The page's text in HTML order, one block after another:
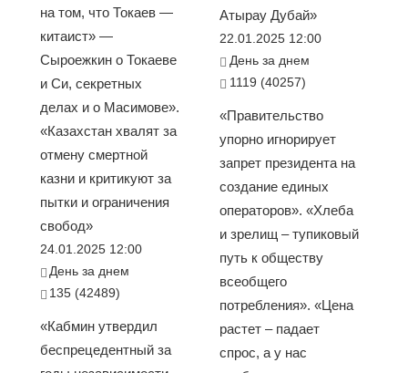
на том, что Токаев —
китаист» —
Сыроежкин о Токаеве
и Си, секретных
делах и о Масимове».
«Казахстан хвалят за
отмену смертной
казни и критикуют за
пытки и ограничения
свобод»
24.01.2025 12:00
День за днем
135 (42489)
«Кабмин утвердил
беспрецедентный за
Атырау Дубай»
22.01.2025 12:00
День за днем
1119 (40257)
«Правительство
упорно игнорирует
запрет президента на
создание единых
операторов». «Хлеба
и зрелищ – тупиковый
путь к обществу
всеобщего
потребления». «Цена
растет – падает
спрос, а у нас